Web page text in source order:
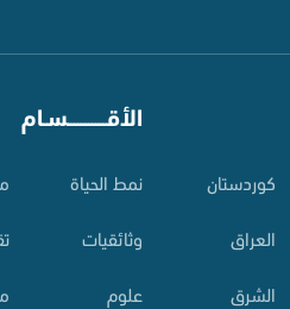
کوردستان
العراق
الشرق
الأقـــــــــــسـام
نمط الحياة
وثائقيات
علوم